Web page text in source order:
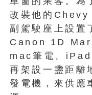
改裝他的
副駕駛座上設置
Canon 1D
mac筆電、
再架設一盞距離
發電機，來供應